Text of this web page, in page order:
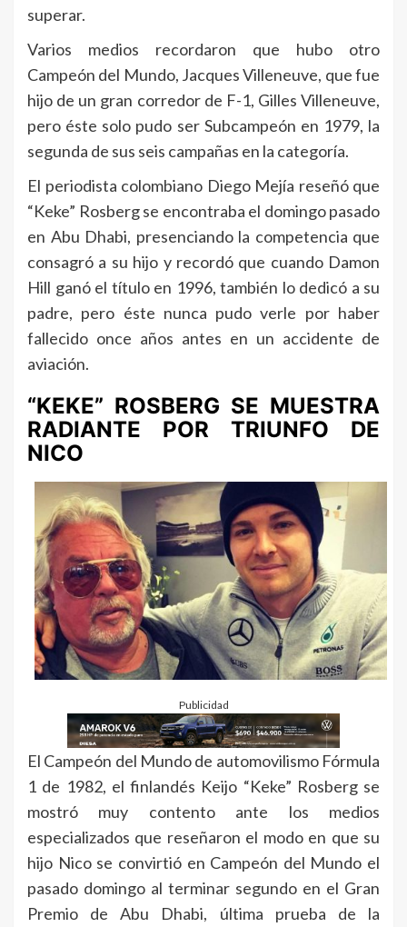
superar.
Varios medios recordaron que hubo otro
Campeón del Mundo, Jacques Villeneuve, que fue
hijo de un gran corredor de F-1, Gilles Villeneuve,
pero éste solo pudo ser Subcampeón en 1979, la
segunda de sus seis campañas en la categoría.
El periodista colombiano Diego Mejía reseñó que
“Keke” Rosberg se encontraba el domingo pasado
en Abu Dhabi, presenciando la competencia que
consagró a su hijo y recordó que cuando Damon
Hill ganó el título en 1996, también lo dedicó a su
padre, pero éste nunca pudo verle por haber
fallecido once años antes en un accidente de
aviación.
“KEKE” ROSBERG SE MUESTRA
RADIANTE POR TRIUNFO DE
NICO
Publicidad
El Campeón del Mundo de automovilismo Fórmula
1 de 1982, el finlandés Keijo “Keke” Rosberg se
mostró muy contento ante los medios
especializados que reseñaron el modo en que su
hijo Nico se convirtió en Campeón del Mundo el
pasado domingo al terminar segundo en el Gran
Premio de Abu Dhabi, última prueba de la